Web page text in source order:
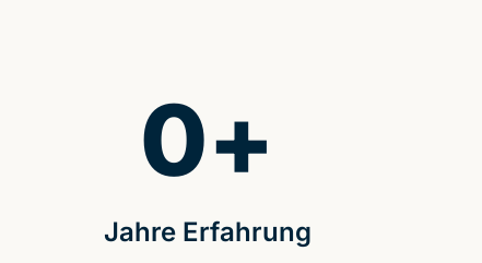
Jahre Erfahrung
0+